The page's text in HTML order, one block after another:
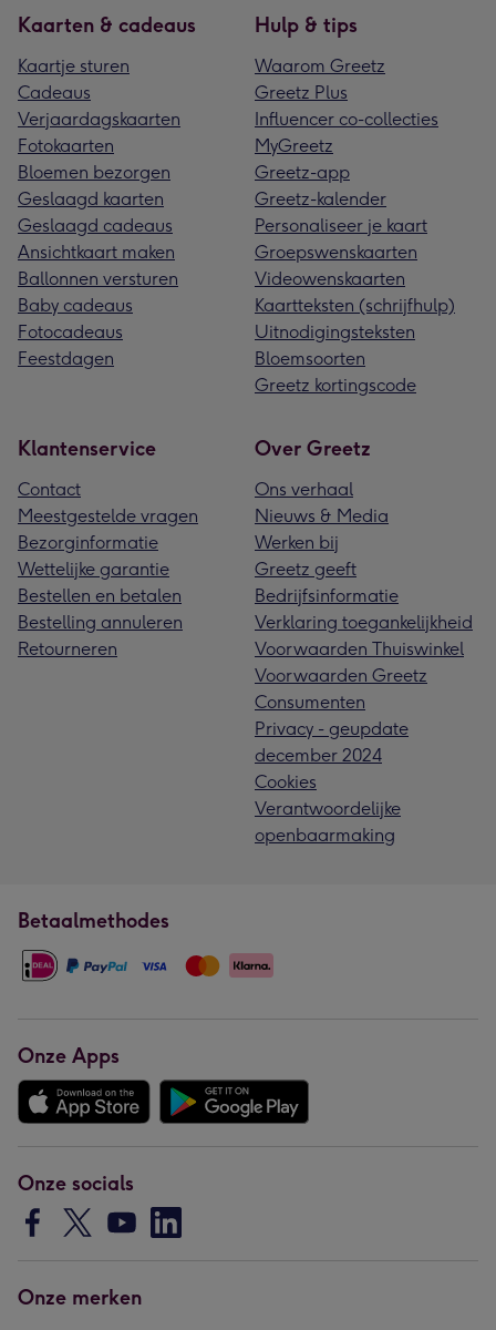
Kaarten & cadeaus
Kaartje sturen
Cadeaus
Verjaardagskaarten
Fotokaarten
Bloemen bezorgen
Geslaagd kaarten
Geslaagd cadeaus
Ansichtkaart maken
Ballonnen versturen
Baby cadeaus
Fotocadeaus
Feestdagen
Hulp & tips
Waarom Greetz
Greetz Plus
Influencer co-collecties
MyGreetz
Greetz-app
Greetz-kalender
Personaliseer je kaart
Groepswenskaarten
Videowenskaarten
Kaartteksten (schrijfhulp)
Uitnodigingsteksten
Bloemsoorten
Greetz kortingscode
Klantenservice
Contact
Meestgestelde vragen
Bezorginformatie
Wettelijke garantie
Bestellen en betalen
Bestelling annuleren
Retourneren
Over Greetz
Ons verhaal
Nieuws & Media
Werken bij
Greetz geeft
Bedrijfsinformatie
Verklaring toegankelijkheid
Voorwaarden Thuiswinkel
Voorwaarden Greetz
Consumenten
Privacy - geupdate
december 2024
Cookies
Verantwoordelijke
openbaarmaking
Betaalmethodes
Onze Apps
Onze socials
Onze merken